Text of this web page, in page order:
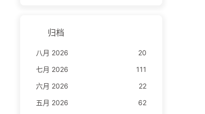
归档
八月 2026
20
七月 2026
111
六月 2026
22
五月 2026
62